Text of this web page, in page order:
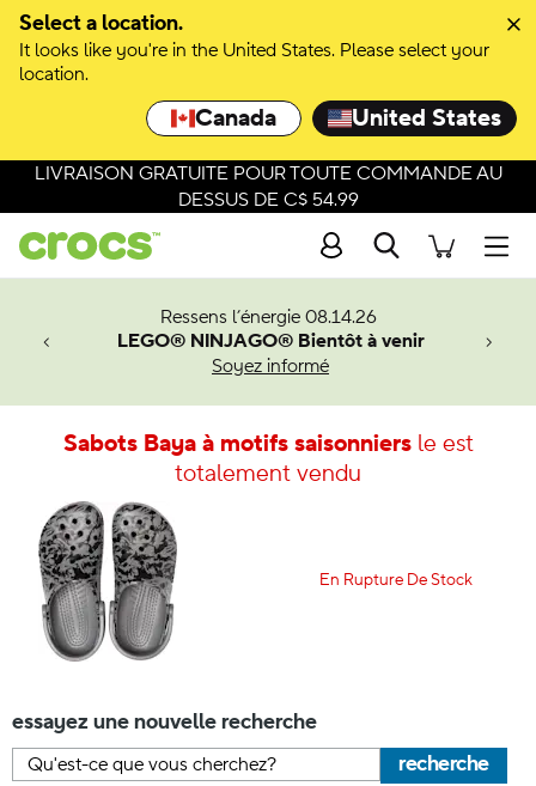
Select a location.
It looks like you're in the United States. Please select your
location.
Canada United States
LIVRAISON GRATUITE POUR TOUTE COMMANDE AU
DESSUS DE C$ 54.99
Recherche
Ressens l’énergie 08.14.26
LEGO® NINJAGO® Bientôt à venir
Soyez informé
Man.
Sabots Baya à motifs saisonniersle est
totalement vendu
En Rupture De Stock
essayez une nouvelle recherche
recherche